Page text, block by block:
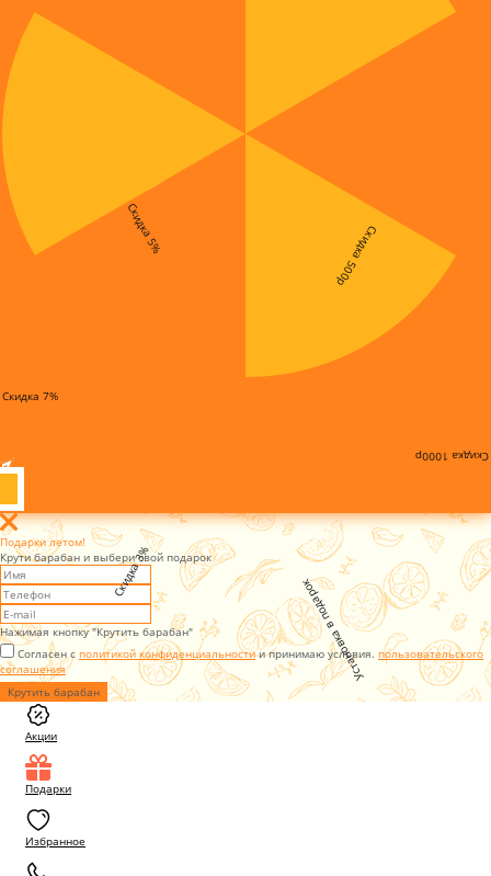
Скидка 3%
Скидка 7%
Скидка 5% Скидка 500р
Скидка 1000р
Установка в подарок
Подарки летом!
Крути барабан и выбери свой подарок
Нажимая кнопку "Крутить барабан"
Согласен с политикой конфиденциальностии принимаю условия. пользовательского
соглашения
Крутить барабан
Акции
Подарки
Избранное